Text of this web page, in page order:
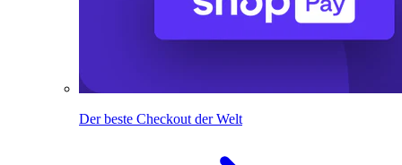
Der beste Checkout der Welt